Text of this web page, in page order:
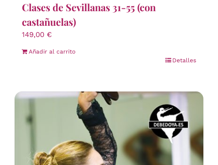
Clases de Sevillanas 31-55 (con
castañuelas)
149,00 €
Añadir al carrito
Detalles